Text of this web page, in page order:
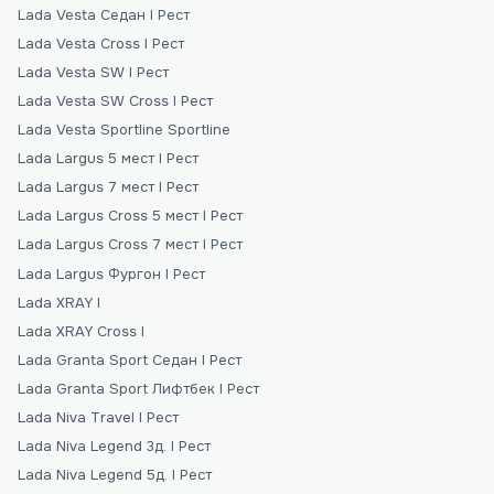
Lada Vesta Седан I Рест
Lada Vesta Cross I Рест
Lada Vesta SW I Рест
Lada Vesta SW Cross I Рест
Lada Vesta Sportline Sportline
Lada Largus 5 мест I Рест
Lada Largus 7 мест I Рест
Lada Largus Сross 5 мест I Рест
Lada Largus Сross 7 мест I Рест
Lada Largus Фургон I Рест
Lada XRAY I
Lada XRAY Cross I
Lada Granta Sport Седан I Рест
Lada Granta Sport Лифтбек I Рест
Lada Niva Travel I Рест
Lada Niva Legend 3д. I Рест
Lada Niva Legend 5д. I Рест